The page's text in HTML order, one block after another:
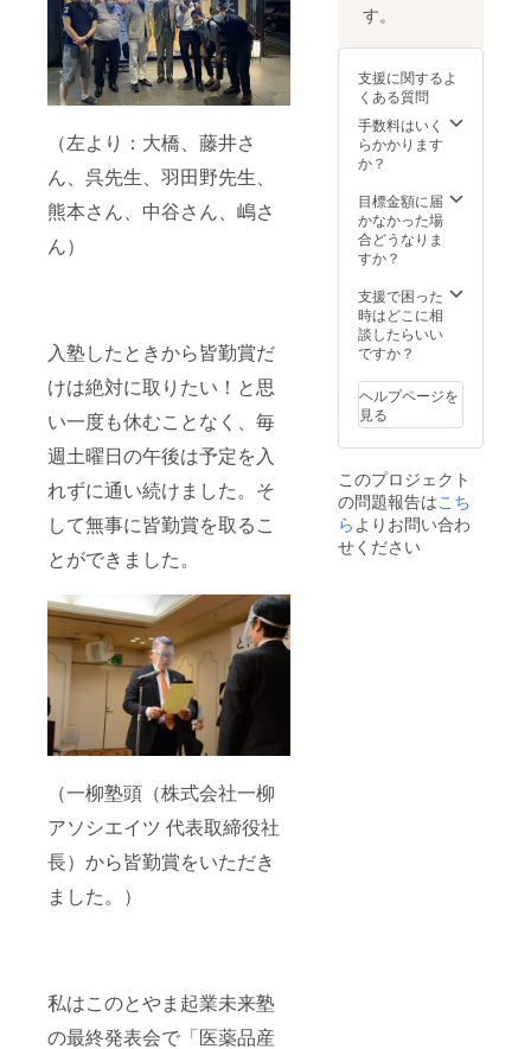
（左より：大橋、藤井さ
ん、呉先生、羽田野先生、
熊本さん、中谷さん、嶋さ
ん）
入塾したときから皆勤賞だ
けは絶対に取りたい！と思
い一度も休むことなく、毎
週土曜日の午後は予定を入
れずに通い続けました。そ
して無事に皆勤賞を取るこ
とができました。
（一柳塾頭（株式会社一柳
アソシエイツ 代表取締役社
長）から皆勤賞をいただき
ました。）
私はこのとやま起業未来塾
の最終発表会で「医薬品産
領証明
に関し
まして
は、 す
べて種
類別
イズ、
お色、
印刷面
をお選
だけま
す。 別
途、確
認メー
し上げ
る予定
です。
す。
支援に関するよ
くある質問
手数料はいく
らかかります
か？
目標金額に届
かなかった場
合どうなりま
すか？
支援で困った
時はどこに相
談したらいい
ですか？
ヘルプページを
見る
このプロジェクト
の問題報告はこち
ら よりお問い合わ
せください